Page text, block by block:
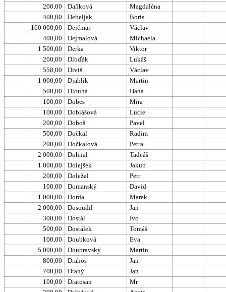
200,00
Daňková
Magdaléna
400,00
Debeljak
Boris
160 000,00
Dejčmar
Václav
400,00
Dejmalová
Michaela
1 500,00
Derka
Viktor
200,00
Dibďák
Lukáš
558,00
Diviš
Václav
1 000,00
Djablik
Martin
500,00
Dlouhá
Hana
100,00
Dobes
Mira
100,00
Dobiášová
Lucie
200,00
Doboš
Pavel
500,00
Dočkal
Radim
200,00
Dočkalová
Petra
2 000,00
Dohnal
Tadeáš
1 000,00
Dolejšek
Jakub
200,00
Doležal
Petr
100,00
Domanský
David
1 000,00
Dorda
Marek
2 000,00
Dosoudil
Jan
300,00
Dostál
Ivo
500,00
Dostálek
Tomáš
100,00
Doubková
Eva
5 000,00
Doubravský
Martin
800,00
Drahos
Jan
700,00
Drahý
Jan
100,00
Dratosan
Mr